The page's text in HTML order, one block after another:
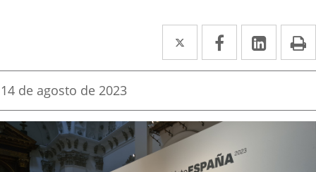
Twitter
Enlace
a
aplicación
externa.
Facebook
Enlace
a
aplicación
Enlace
a
Fecha
la
noticia
14 de agosto de 2023